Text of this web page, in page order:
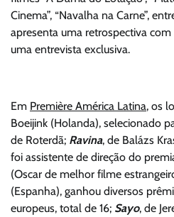
Cinema”, “Navalha na Carne”,
apresenta uma retrospectiva
uma entrevista exclusiva.
Em Première América Latina, os
Boeijink (Holanda), selecionado
de Roterdã; Ravina, de Balázs
foi assistente de direção do
(Oscar de melhor filme
(Espanha), ganhou diversos
europeus, total de 16; Sayo, de